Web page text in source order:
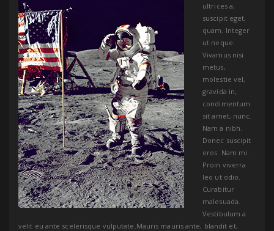
ultrices a,
suscipit eget,
quam. Integer
ut neque.
Vivamus nisi
metus,
molestie vel,
gravida in,
condimentum
sit amet, nunc.
Nam a nibh.
Donec suscipit
eros. Nam mi.
Proin viverra
leo ut odio.
Curabitur
malesuada.
Vestibulum a
velit eu ante scelerisque vulputate.Mauris mauris ante, blandit et,